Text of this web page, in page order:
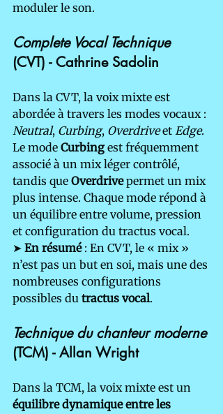
moduler le son.
Complete Vocal Technique
(CVT) - Cathrine Sadolin
Dans la CVT, la voix mixte est
abordée à travers les modes vocaux :
Neutral, Curbing, Overdrive et Edge.
Le mode Curbing est fréquemment
associé à un mix léger contrôlé,
tandis que Overdrive permet un mix
plus intense. Chaque mode répond à
un équilibre entre volume, pression
et configuration du tractus vocal.
➤ En résumé : En CVT, le « mix »
n’est pas un but en soi, mais une des
nombreuses configurations
possibles du tractus vocal.
Technique du chanteur moderne
(TCM) - Allan Wright
Dans la TCM, la voix mixte est un
équilibre dynamique entre les